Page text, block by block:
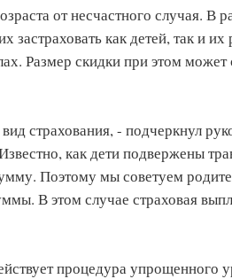
от несчастного случая. В
застраховать как детей, так и
Размер скидки при этом может
страхования, - подчеркнул
как дети подвержены
Поэтому мы советуем
В этом случае страховая
процедура упрощенного